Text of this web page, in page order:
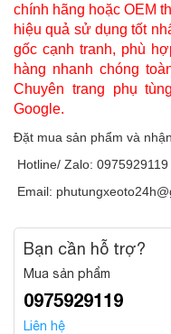
chính hãng hoặc OEM
hiệu quả sử dụng tốt
gốc cạnh tranh, phù
hàng nhanh chóng
Chuyên trang phụ
Google.
Đặt mua sản phẩm và
Hotline/ Zalo: 0975929119
Email:
Bạn cần hỗ trợ?
Mua sản phẩm
0975929119
Liên hệ